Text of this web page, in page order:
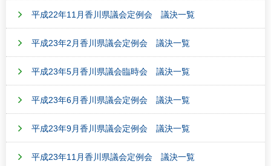
平成22年11月香川県議会定例会 議決一覧
平成23年2月香川県議会定例会 議決一覧
平成23年5月香川県議会臨時会 議決一覧
平成23年6月香川県議会定例会 議決一覧
平成23年9月香川県議会定例会 議決一覧
平成23年11月香川県議会定例会 議決一覧